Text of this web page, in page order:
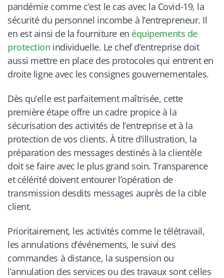
pandémie comme c’est le cas avec la Covid-19, la
sécurité du personnel incombe à l’entrepreneur. Il
en est ainsi de la fourniture en équipements de
protection individuelle. Le chef d’entreprise doit
aussi mettre en place des protocoles qui entrent en
droite ligne avec les consignes gouvernementales.
Dès qu’elle est parfaitement maîtrisée, cette
première étape offre un cadre propice à la
sécurisation des activités de l’entreprise et à la
protection de vos clients. À titre d’illustration, la
préparation des messages destinés à la clientèle
doit se faire avec le plus grand soin. Transparence
et célérité doivent entourer l’opération de
transmission desdits messages auprès de la cible
client.
Prioritairement, les activités comme le télétravail,
les annulations d’événements, le suivi des
commandes à distance, la suspension ou
l’annulation des services ou des travaux sont celles